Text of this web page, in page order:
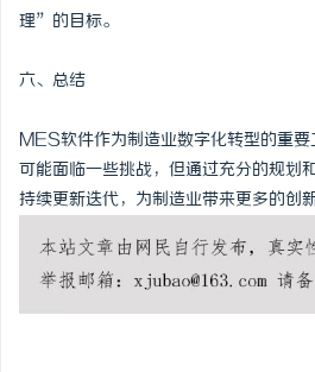
理”的目标。
六、总结
MES软件作为制造业数字化转型的重
可能面临一些挑战，但通过充分的规
持续更新迭代，为制造业带来更多的创